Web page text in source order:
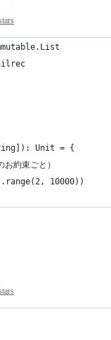
Unit = {
約束ごと）
10000))